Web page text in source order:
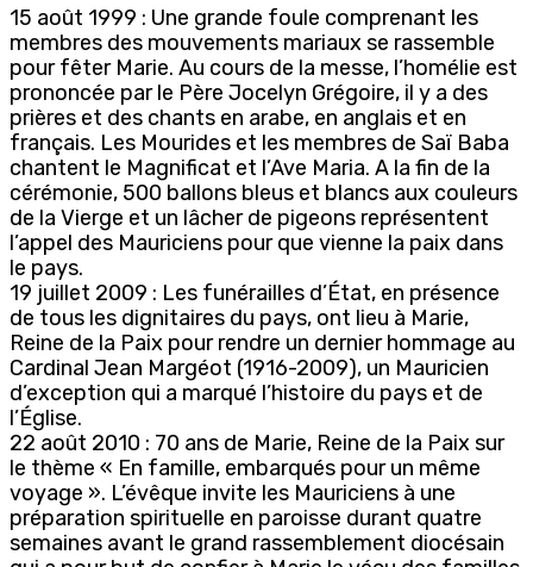
15 août 1999 : Une grande foule comprenant les
membres des mouvements mariaux se rassemble
pour fêter Marie. Au cours de la messe, l’homélie est
prononcée par le Père Jocelyn Grégoire, il y a des
prières et des chants en arabe, en anglais et en
français. Les Mourides et les membres de Saï Baba
chantent le Magnificat et l’Ave Maria. A la fin de la
cérémonie, 500 ballons bleus et blancs aux couleurs
de la Vierge et un lâcher de pigeons représentent
l’appel des Mauriciens pour que vienne la paix dans
le pays.
19 juillet 2009 : Les funérailles d’État, en présence
de tous les dignitaires du pays, ont lieu à Marie,
Reine de la Paix pour rendre un dernier hommage au
Cardinal Jean Margéot (1916-2009), un Mauricien
d’exception qui a marqué l’histoire du pays et de
l’Église.
22 août 2010 : 70 ans de Marie, Reine de la Paix sur
le thème « En famille, embarqués pour un même
voyage ». L’évêque invite les Mauriciens à une
préparation spirituelle en paroisse durant quatre
semaines avant le grand rassemblement diocésain